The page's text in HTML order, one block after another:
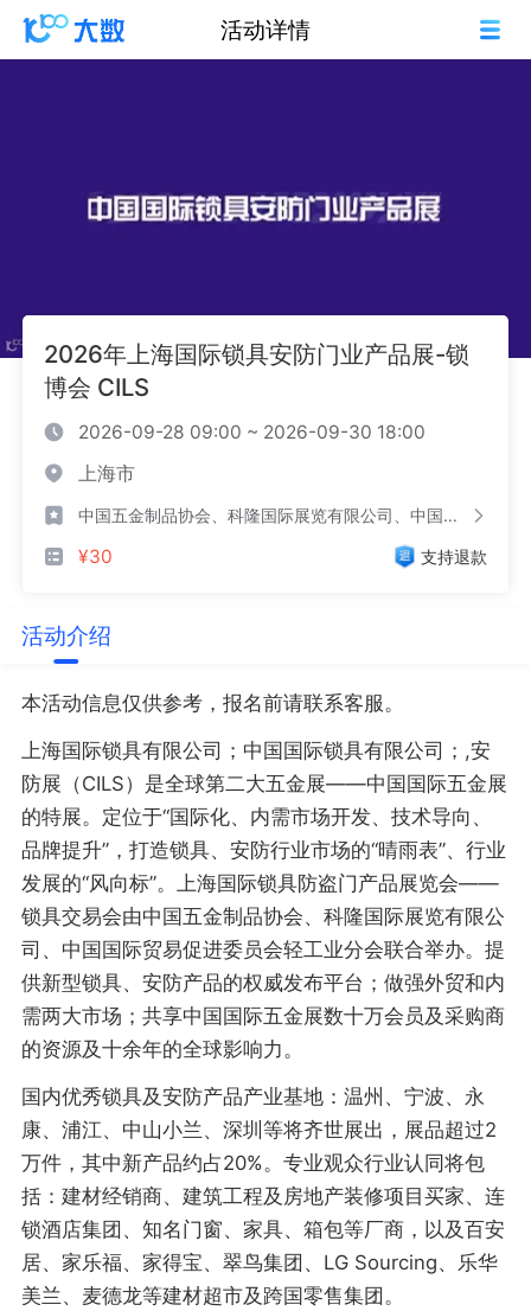
活动详情
2026年上海国际锁具安防门业产品展-锁
博会 CILS
2026-09-28 09:00 ~ 2026-09-30 18:00
上海市
中国五金制品协会、科隆国际展览有限公司、中国国际贸易
¥30 支持退款
活动介绍
本活动信息仅供参考，报名前请联系客服。
上海国际锁具有限公司；中国国际锁具有限公司；,安
防展（CILS）是全球第二大五金展——中国国际五金展
的特展。定位于“国际化、内需市场开发、技术导向、
品牌提升”，打造锁具、安防行业市场的“晴雨表”、行业
发展的“风向标”。上海国际锁具防盗门产品展览会——
锁具交易会由中国五金制品协会、科隆国际展览有限公
司、中国国际贸易促进委员会轻工业分会联合举办。提
供新型锁具、安防产品的权威发布平台；做强外贸和内
需两大市场；共享中国国际五金展数十万会员及采购商
的资源及十余年的全球影响力。
国内优秀锁具及安防产品产业基地：温州、宁波、永
康、浦江、中山小兰、深圳等将齐世展出，展品超过2
万件，其中新产品约占20%。专业观众行业认同将包
括：建材经销商、建筑工程及房地产装修项目买家、连
锁酒店集团、知名门窗、家具、箱包等厂商，以及百安
居、家乐福、家得宝、翠鸟集团、LG Sourcing、乐华
美兰、麦德龙等建材超市及跨国零售集团。